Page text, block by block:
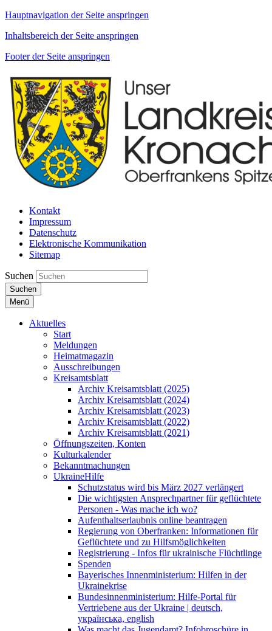
Hauptnavigation der Seite anspringen
Inhaltsbereich der Seite anspringen
Footer der Seite anspringen
Kontakt
Impressum
Datenschutz
Elektronische Kommunikation
Sitemap
Suchen
Suchen
Menü
Aktuelles
Start
Meldungen
Heimatmagazin
Ausschreibungen
Kreisamtsblatt
Archiv Kreisamtsblatt (2025)
Archiv Kreisamtsblatt (2024)
Archiv Kreisamtsblatt (2023)
Archiv Kreisamtsblatt (2022)
Archiv Kreisamtsblatt (2021)
Öffnungszeiten, Konten
Kulturkalender
Bekanntmachungen
UkraineHilfe
Schutzstatus wird bis März 2027 verlängert
Die wichtigsten Ansprechpartner für geflüchtete
Personen - Was mache ich wo?
Aufenthaltserlaubnis online beantragen
Regierung von Oberfranken: Informationen für
Geflüchtete und zu Hilfsmöglichkeiten
Registrierung - Infos für ukrainische Flüchtlinge
Spenden
Bayerisches Innenministerium: Hilfen in der
Ukrainekrise
Bundesinnenministerium: Hilfe-Portal für
Vertriebene aus der Ukraine | deutsch,
українська, english